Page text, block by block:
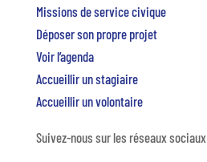
Missions de service civique
Déposer son propre projet
Voir l’agenda
Accueillir un stagiaire
Accueillir un volontaire
Suivez-nous sur les réseaux sociaux